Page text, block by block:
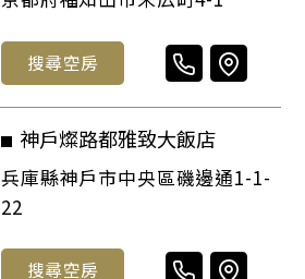
搜尋空房
神戶燦路都雅致大飯店
兵庫縣神戶市中央區磯邊通1-1-
22
搜尋空房